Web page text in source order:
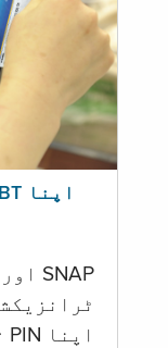
اپنا EBT بیلنس چیک کریں
SNAP اور کیش اکاؤنٹ
اپنا PIN تبدیل کرنا